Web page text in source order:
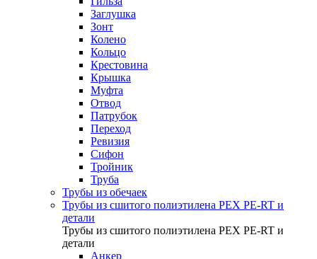
Заглушка
Зонт
Колено
Кольцо
Крестовина
Крышка
Муфта
Отвод
Патрубок
Переход
Ревизия
Сифон
Тройник
Труба
Трубы из обечаек
Трубы из сшитого полиэтилена PEX PE-RT и
детали
Трубы из сшитого полиэтилена PEX PE-RT и
детали
Анкер